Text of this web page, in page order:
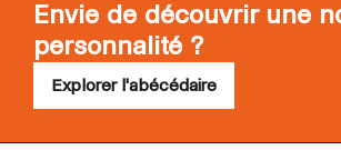
Envie de découvrir une
personnalité ?
Explorer l'abécédaire